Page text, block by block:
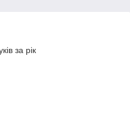
за рік